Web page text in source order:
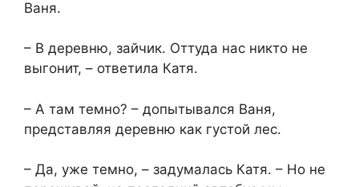
Ваня.
– В деревню, зайчик. Оттуда нас никто не
выгонит, – ответила Катя.
– А там темно? – допытывался Ваня,
представляя деревню как густой лес.
– Да, уже темно, – задумалась Катя. – Но не